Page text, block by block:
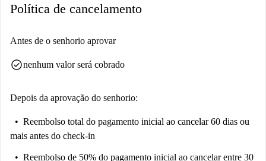
o leste. Os soalhos originais foram recentemente lixados e conferem ao
O apartamento está bem decorado e oferece uma atmosfera agradável em
Política de cancelamento
Antes de o senhorio aprovar
check_circlenenhum valor será cobrado
Depois da aprovação do senhorio:
Reembolso total do pagamento inicial ao cancelar 60 dias ou
mais antes do check-in
Reembolso de 50% do pagamento inicial ao cancelar entre 30